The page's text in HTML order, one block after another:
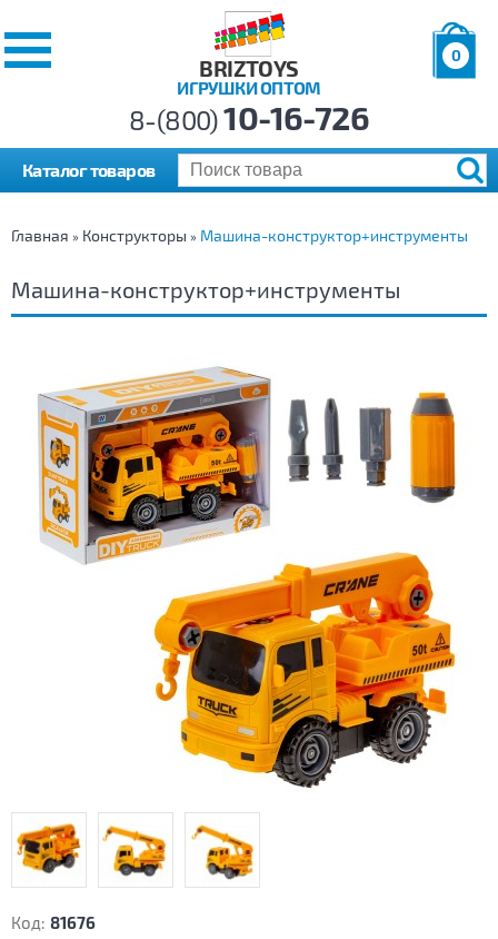
BRIZTOYS
ИГРУШКИ ОПТОМ
0
р.
8-(800)10-16-726
Каталог товаров
Главная » Конструкторы » Машина-конструктор+инструменты
Машина-конструктор+инструменты
Код: 81676